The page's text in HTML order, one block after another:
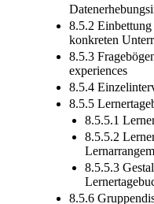
8.5.1
8.5.2 Einbettung
konkreten
8.5.3
experiences
8.5.4
8.5.5
8.5.5.1
8.5.5.2
8.5.5.3